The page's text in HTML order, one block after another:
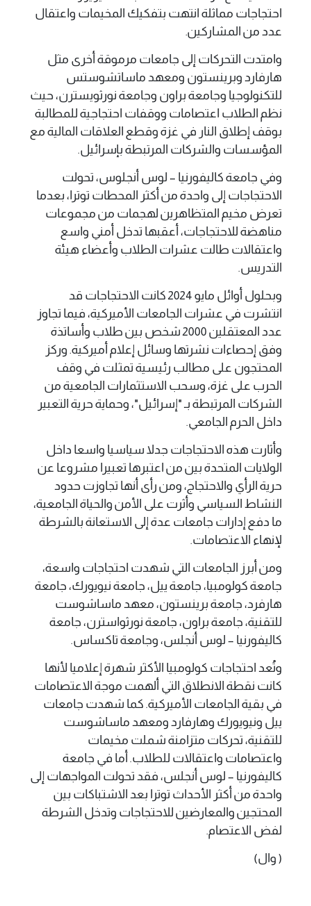
احتجاجات مماثلة انتهت بتفكيك المخيمات واعتقال
عدد من المشاركين.
وامتدت التحركات إلى جامعات مرموقة أخرى مثل
هارفارد وبرينستون ومعهد ماساتشوستس
للتكنولوجيا وجامعة براون وجامعة نورثويسترن، حيث
نظم الطلاب اعتصامات ووقفات احتجاجية للمطالبة
بوقف إطلاق النار في غزة وقطع العلاقات المالية مع
المؤسسات والشركات المرتبطة بإسرائيل.
وفي جامعة كاليفورنيا – لوس أنجلوس، تحولت
الاحتجاجات إلى واحدة من أكثر المحطات توترا، بعدما
تعرض مخيم المتظاهرين لهجمات من مجموعات
مناهضة للاحتجاجات، أعقبها تدخل أمني واسع
واعتقالات طالت عشرات الطلاب وأعضاء هيئة
التدريس.
وبحلول أوائل مايو 2024 كانت الاحتجاجات قد
انتشرت في عشرات الجامعات الأميركية، فيما تجاوز
عدد المعتقلين 2000 شخص بين طلاب وأساتذة
وفق إحصاءات نشرتها وسائل إعلام أميركية. وركز
المحتجون على مطالب رئيسية تمثلت في وقف
الحرب على غزة، وسحب الاستثمارات الجامعية من
الشركات المرتبطة بـ "إسرائيل"، وحماية حرية التعبير
داخل الحرم الجامعي.
وأثارت هذه الاحتجاجات جدلا سياسيا واسعا داخل
الولايات المتحدة بين من اعتبرها تعبيرا مشروعا عن
حرية الرأي والاحتجاج، ومن رأى أنها تجاوزت حدود
النشاط السياسي وأثرت على الأمن والحياة الجامعية،
ما دفع إدارات جامعات عدة إلى الاستعانة بالشرطة
لإنهاء الاعتصامات.
ومن أبرز الجامعات التي شهدت احتجاجات واسعة،
جامعة كولومبيا، جامعة ييل، جامعة نيويورك، جامعة
هارفرد، جامعة برينستون، معهد ماساشوست
للتقنية، جامعة براون، جامعة نورثواسترن، جامعة
كاليفورنيا – لوس أنجلس، وجامعة تاكساس.
وتُعد احتجاجات كولومبيا الأكثر شهرة إعلاميا لأنها
كانت نقطة الانطلاق التي ألهمت موجة الاعتصامات
في بقية الجامعات الأميركية. كما شهدت جامعات
ييل ونيويورك وهارفارد ومعهد ماساشوست
للتقنية، تحركات متزامنة شملت مخيمات
واعتصامات واعتقالات للطلاب. أما في جامعة
كاليفورنيا – لوس أنجلس، فقد تحولت المواجهات إلى
واحدة من أكثر الأحداث توترا بعد الاشتباكات بين
المحتجين والمعارضين للاحتجاجات وتدخل الشرطة
لفض الاعتصام.
( وال)